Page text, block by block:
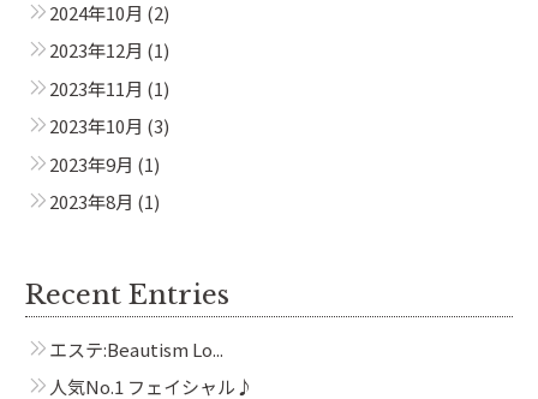
2024年10月 (2)
2023年12月 (1)
2023年11月 (1)
2023年10月 (3)
2023年9月 (1)
2023年8月 (1)
Recent Entries
エステ:Beautism Lo...
人気No.1 フェイシャル♪